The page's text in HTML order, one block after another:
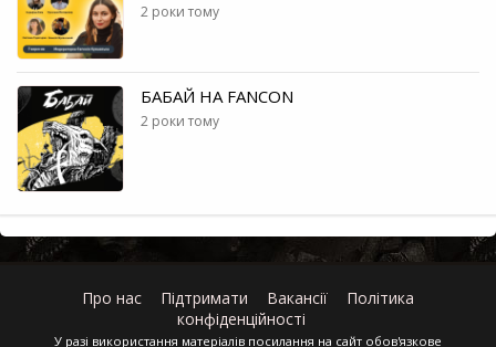
2 роки тому
БАБАЙ НА FANCON
2 роки тому
Про нас Підтримати Вакансії
Політика
конфіденційності
У разі використання матеріалів посилання на сайт обов'язкове